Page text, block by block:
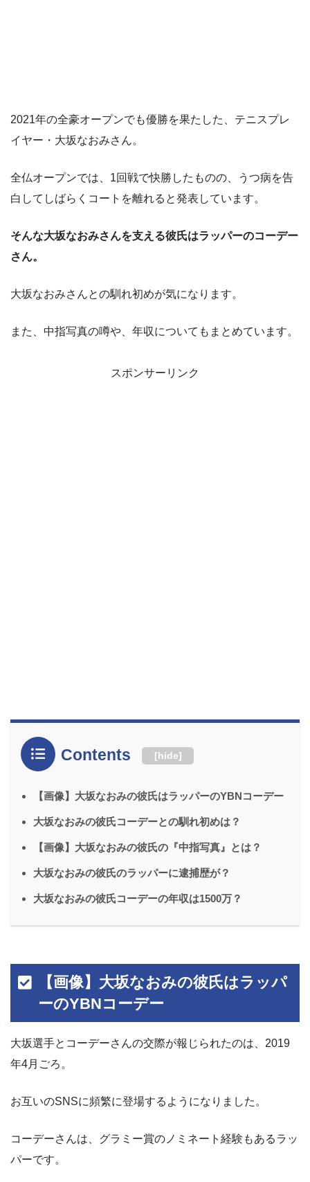
2021年の全豪オープンでも優勝を果たした、テニスプレ
イヤー・大坂なおみさん。
全仏オープンでは、1回戦で快勝したものの、うつ病を告
白してしばらくコートを離れると発表しています。
そんな大坂なおみさんを支える彼氏はラッパーのコーデー
さん。
大坂なおみさんとの馴れ初めが気になります。
また、中指写真の噂や、年収についてもまとめています。
スポンサーリンク
Contents [hide]
【画像】大坂なおみの彼氏はラッパーのYBNコーデー
大坂なおみの彼氏コーデーとの馴れ初めは？
【画像】大坂なおみの彼氏の『中指写真』とは？
大坂なおみの彼氏のラッパーに逮捕歴が？
大坂なおみの彼氏コーデーの年収は1500万？
【画像】大坂なおみの彼氏はラッパ
ーのYBNコーデー
大坂選手とコーデーさんの交際が報じられたのは、2019
年4月ごろ。
お互いのSNSに頻繁に登場するようになりました。
コーデーさんは、グラミー賞のノミネート経験もあるラッ
パーです。